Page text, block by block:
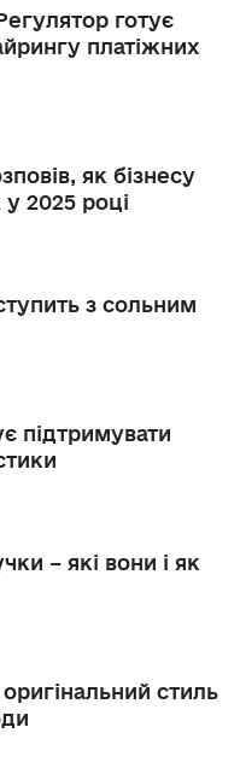
готує
платіжних
як бізнесу
у 2025 році
з сольним
підтримувати
– які вони і як
стиль